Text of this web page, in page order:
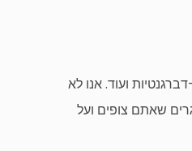
דברגנטיות ועוד. אנו לא
שאתם צופים ועל